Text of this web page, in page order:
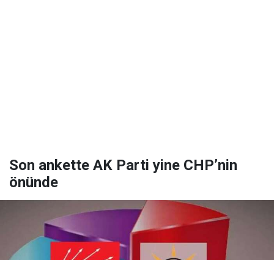
Son ankette AK Parti yine CHP’nin
önünde